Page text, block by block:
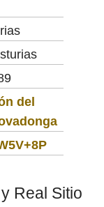
del
Real Sitio